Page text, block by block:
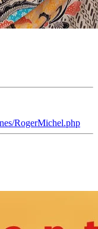
RogerMichel.php